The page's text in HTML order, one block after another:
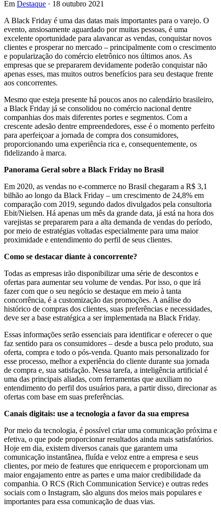
Em Destaque · 18 outubro 2021
A Black Friday é uma das datas mais importantes para o varejo. O
evento, ansiosamente aguardado por muitas pessoas, é uma
excelente oportunidade para alavancar as vendas, conquistar novos
clientes e prosperar no mercado – principalmente com o crescimento
e popularização do comércio eletrônico nos últimos anos. As
empresas que se prepararem devidamente poderão conquistar não
apenas esses, mas muitos outros benefícios para seu destaque frente
aos concorrentes.
Mesmo que esteja presente há poucos anos no calendário brasileiro,
a Black Friday já se consolidou no comércio nacional dentre
companhias dos mais diferentes portes e segmentos. Com a
crescente adesão dentre empreendedores, esse é o momento perfeito
para aperfeiçoar a jornada de compra dos consumidores,
proporcionando uma experiência rica e, consequentemente, os
fidelizando à marca.
Panorama Geral sobre a Black Friday no Brasil
Em 2020, as vendas no e-commerce no Brasil chegaram a R$ 3,1
bilhão ao longo da Black Friday – um crescimento de 24,8% em
comparação com 2019, segundo dados divulgados pela consultoria
Ebit/Nielsen. Há apenas um mês da grande data, já está na hora dos
varejistas se prepararem para a alta demanda de vendas do período,
por meio de estratégias voltadas especialmente para uma maior
proximidade e entendimento do perfil de seus clientes.
Como se destacar diante à concorrente?
Todas as empresas irão disponibilizar uma série de descontos e
ofertas para aumentar seu volume de vendas. Por isso, o que irá
fazer com que o seu negócio se destaque em meio à tanta
concorrência, é a customização das promoções. A análise do
histórico de compras dos clientes, suas preferências e necessidades,
deve ser a base estratégica a ser implementada na Black Friday.
Essas informações serão essenciais para identificar e oferecer o que
faz sentido para os consumidores – desde a busca pelo produto, sua
oferta, compra e todo o pós-venda. Quanto mais personalizado for
esse processo, melhor a experiência do cliente durante sua jornada
de compra e, sua satisfação. Nessa tarefa, a inteligência artificial é
uma das principais aliadas, com ferramentas que auxiliam no
entendimento do perfil dos usuários para, a partir disso, direcionar as
ofertas com base em suas preferências.
Canais digitais: use a tecnologia a favor da sua empresa
Por meio da tecnologia, é possível criar uma comunicação próxima e
efetiva, o que pode proporcionar resultados ainda mais satisfatórios.
Hoje em dia, existem diversos canais que garantem uma
comunicação instantânea, fluída e veloz entre a empresa e seus
clientes, por meio de features que enriquecem e proporcionam um
maior engajamento entre as partes e uma maior credibilidade da
companhia. O RCS (Rich Communication Service) e outras redes
sociais com o Instagram, são alguns dos meios mais populares e
importantes para essa comunicação de duas vias.